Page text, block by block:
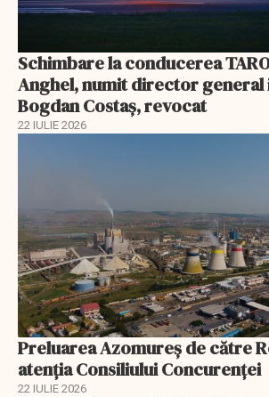
Schimbare la conducerea
Anghel, numit director
Bogdan Costaș, revocat
22 IULIE 2026
Preluarea Azomureş de către
atenţia Consiliului Concurenţei
22 IULIE 2026